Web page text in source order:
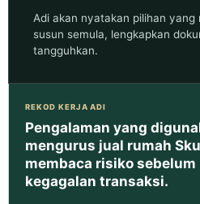
Adi akan nyatakan pilihan
susun semula, lengkapkan
tangguhkan.
REKOD KERJA ADI
Pengalaman yang
mengurus jual rumah
membaca risiko sebelum
kegagalan transaksi.